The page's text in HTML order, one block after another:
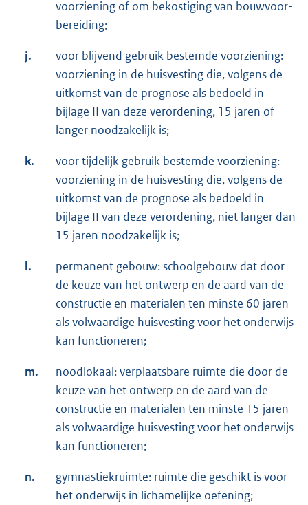
voorziening of om bekostiging van bouwvoor­
be­reiding;
j.
voor blijvend gebruik bestemde voorziening:
voorziening in de huisvesting die, volgens de
uitkomst van de prognose als bedoeld in
bijlage II van deze verordening, 15 jaren of
lan­ger noodzakelijk is;
k.
voor tijdelijk gebruik bestemde voorziening:
voorziening in de huisvesting die, volgens de
uitkomst van de prognose als bedoeld in
bijlage II van deze verordening, niet langer dan
15 jaren noodzakelijk is;
l.
permanent gebouw: schoolgebouw dat door
de keuze van het ontwerp en de aard van de
constructie en materialen ten minste 60 jaren
als volwaardige huisvesting voor het onder­wijs
kan functioneren;
m.
noodlokaal: verplaatsbare ruimte die door de
keuze van het ontwerp en de aard van de
constructie en materialen ten minste 15 jaren
als volwaardige huisvesting voor het onder­wijs
kan functioneren;
n.
gymnastiekruimte: ruimte die geschikt is voor
het onderwijs in lichamelijke oefening;